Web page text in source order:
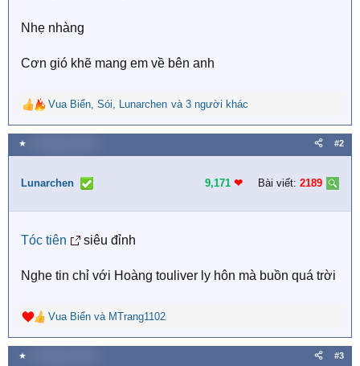
Nhẹ nhàng
Cơn gió khẽ mang em về bên anh
R
e
a
c
i
n
:
Vua Biển, Sói, Lunarchen và 3 người khác
★ #2
Lunarchen 9,171 ❤︎ Bài viết: 2189
Tóc tiên siêu đỉnh
Nghe tin chỉ với Hoàng touliver ly hôn mà buồn quá trời
R
e
a
Vua Biển và MTrang1102
★ #3